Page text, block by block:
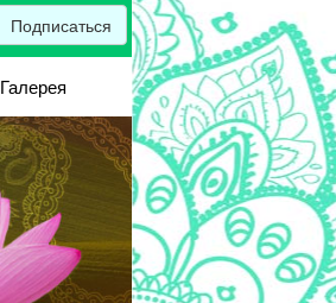
Подписаться
Галерея